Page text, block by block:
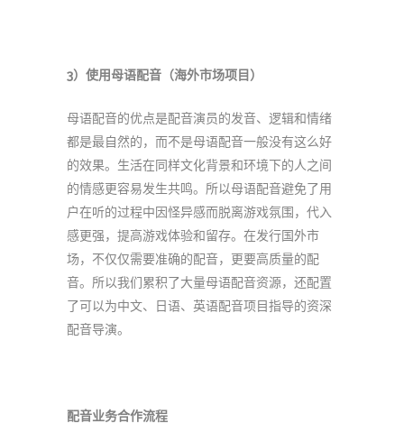
3）使用母语配音（海外市场项目）
母语配音的优点是配音演员的发音、逻辑和情绪
都是最自然的，而不是母语配音一般没有这么好
的效果。生活在同样文化背景和环境下的人之间
的情感更容易发生共鸣。所以母语配音避免了用
户在听的过程中因怪异感而脱离游戏氛围，代入
感更强，提高游戏体验和留存。在发行国外市
场，不仅仅需要准确的配音，更要高质量的配
音。所以我们累积了大量母语配音资源，还配置
了可以为中文、日语、英语配音项目指导的资深
配音导演。
配音业务合作流程